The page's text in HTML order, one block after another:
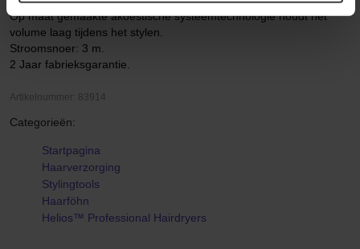
Op maat gemaakte akoestische systeemtechnologie houdt het
volume laag tijdens het stylen.
Stroomsnoer: 3 m.
2 Jaar fabrieksgarantie.
Artikelnummer: 83914
Categorieën:
Startpagina
Haarverzorging
Stylingtools
Haarföhn
Helios™ Professional Hairdryers